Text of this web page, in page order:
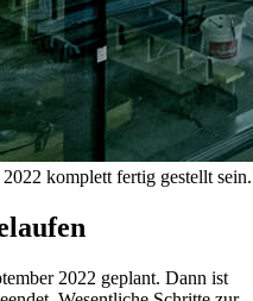
komplett fertig gestellt sein.
2022 geplant. Dann ist